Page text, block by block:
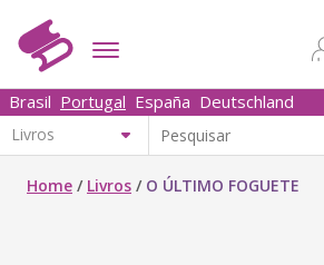
Brasil Portugal España Deutschland
Home / Livros / O ÚLTIMO FOGUETE